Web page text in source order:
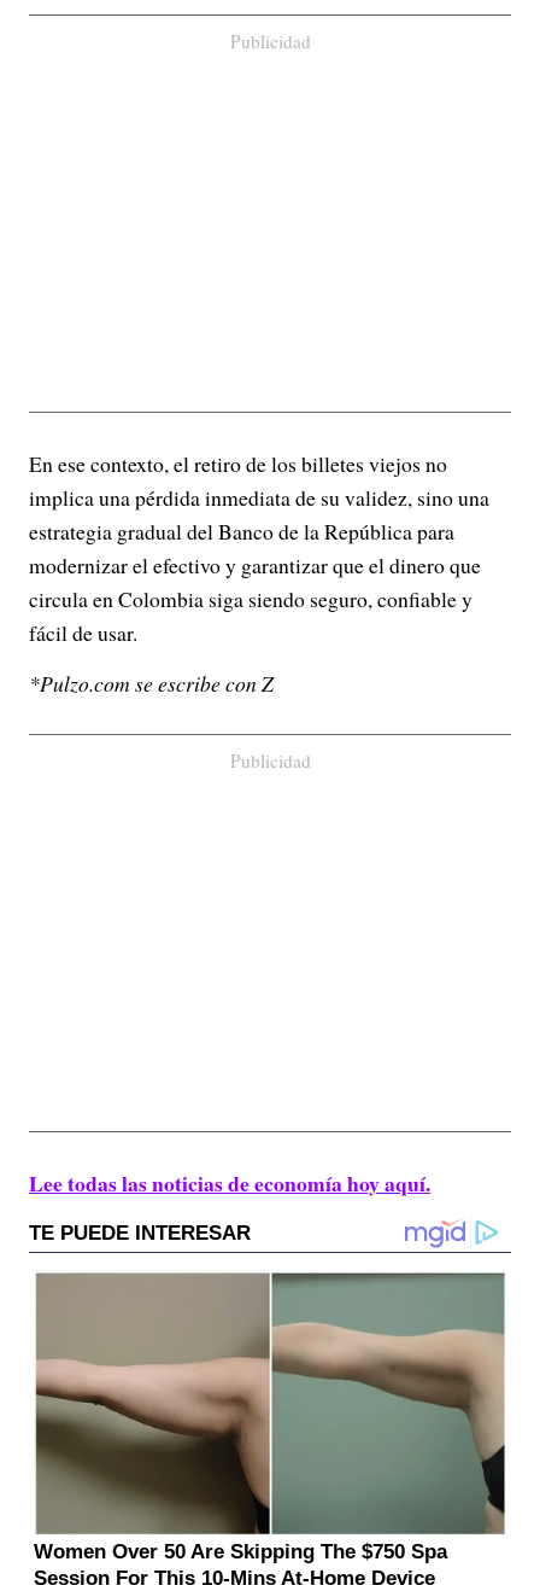
Publicidad
En ese contexto, el retiro de los billetes viejos no
implica una pérdida inmediata de su validez, sino una
estrategia gradual del Banco de la República para
modernizar el efectivo y garantizar que el dinero que
circula en Colombia siga siendo seguro, confiable y
fácil de usar.
*Pulzo.com se escribe con Z
Publicidad
Lee todas las noticias de economía hoy aquí.